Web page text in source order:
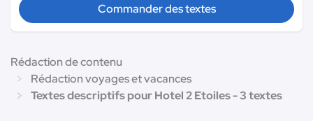
Commander des textes
Rédaction de contenu
Rédaction voyages et vacances
Textes descriptifs pour Hotel 2 Etoiles - 3 textes